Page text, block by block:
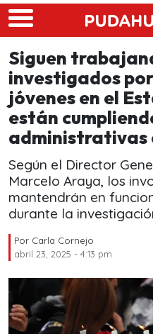
Skip to main content
Siguen
investigados
jóvenes en el
están
administrativas
Según el Director
Marcelo Araya, los
mantendrán en
durante la
Por Carla Cornejo
abril 23, 2025 - 4:13 pm